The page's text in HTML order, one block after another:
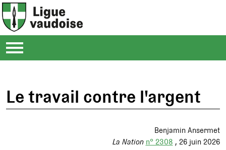
Le travail contre l'argent
Benjamin Ansermet
La Nation n° 2308 26 juin 2026